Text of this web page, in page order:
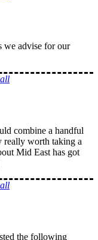
we advise for our
combine a handful
really worth taking a
Mid East has got
the following